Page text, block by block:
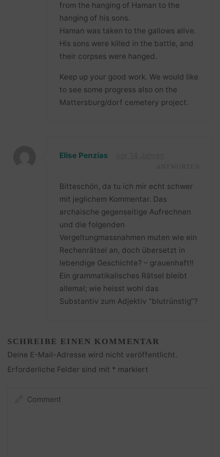
from the hanging of Haman to the
hanging of his sons.
Haman was taken to the gallows alive.
His sons were killed in the battle, and
their corpses were hanged.
Keep up your good work. We would like
to see some progress also on the
Mattersburg/dorf cemetery project.
Elise Penzias
Bitteschön, da tu ich mir echt schwer
mit jeglichem Kommentar. Das
archaische gegenseitige Aufrechnen
und die folgenden
Vergeltungmassnahmen muten wie ein
Rechenrätsel an, doch übersetzt in
lebendige Geschichte? – grauenhaft!!
Ein grammatikalisches Rätsel bleibt
allemal; wie heisst wohl das
Substantiv zum Adjektiv “blutrünstig”?
SCHREIBE EINEN KOMMENTAR
Deine E-Mail-Adresse wird nicht veröffentlicht.
Erforderliche Felder sind mit * markiert